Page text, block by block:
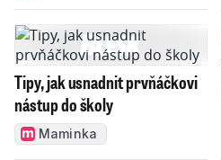
Tipy, jak usnadnit prvňáčkovi
nástup do školy
Maminka